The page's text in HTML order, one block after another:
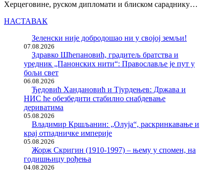
Херцеговине, руском дипломати и блиском сараднику…
НАСТАВАК
Зеленски није добродошао ни у својој земљи!
07.08.2026
Здравко Шћепановић, градитељ братства и
уредник „Панонских нити“: Православље је пут у
бољи свет
06.08.2026
Ђедовић Хандановић и Тјурдењев: Држава и
НИС ће обезбедити стабилно снабдевање
дериватима
05.08.2026
Владимир Кршљанин: „Олуја“, раскринкавање и
крај отпадничке империје
05.08.2026
Жорж Скригин (1910-1997) – њему у спомен, на
годишњицу рођења
04.08.2026